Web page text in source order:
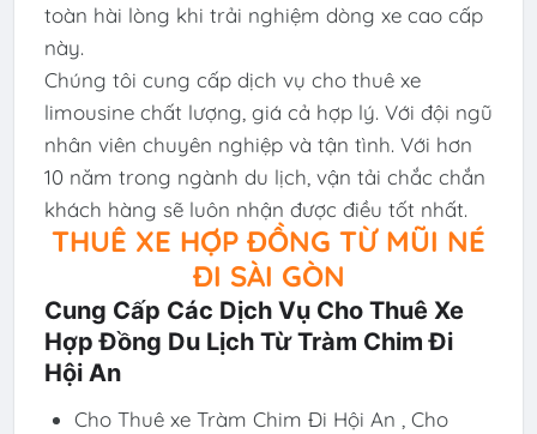
toàn hài lòng khi trải nghiệm dòng xe cao cấp
này.
Chúng tôi cung cấp dịch vụ cho thuê xe
limousine chất lượng, giá cả hợp lý. Với đội ngũ
nhân viên chuyên nghiệp và tận tình. Với hơn
10 năm trong ngành du lịch, vận tải chắc chắn
khách hàng sẽ luôn nhận được điều tốt nhất.
THUÊ XE HỢP ĐỒNG TỪ MŨI NÉ
ĐI SÀI GÒN
Cung Cấp Các Dịch Vụ Cho Thuê Xe
Hợp Đồng Du Lịch Từ Tràm Chim Đi
Hội An
Cho Thuê xe Tràm Chim Đi Hội An , Cho